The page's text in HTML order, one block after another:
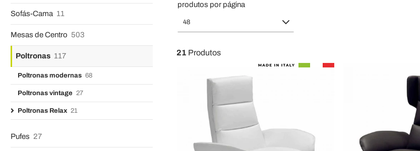
Sofás-Cama 11
Mesas de Centro 503
Poltronas 117
Poltronas modernas 68
Poltronas vintage 27
Poltronas Relax 21
Pufes 27
produtos por página
48
21 Produtos